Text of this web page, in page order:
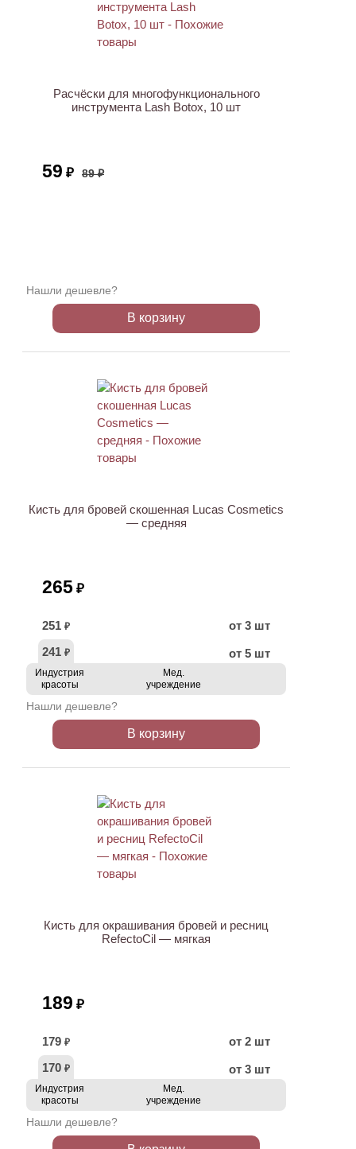
Расчёски для многофункционального
инструмента Lash Botox, 10 шт
59 ₽ 89 ₽
Нашли дешевле?
В корзину
Кисть для бровей скошенная Lucas Cosmetics
— средняя
265 ₽
251 ₽
от 3 шт
241 ₽ от 5 шт
Индустрия
красоты
Мед.
учреждение
Нашли дешевле?
В корзину
Кисть для окрашивания бровей и ресниц
RefectoCil — мягкая
189 ₽
179 ₽
от 2 шт
170 ₽ от 3 шт
Индустрия
красоты
Мед.
учреждение
Нашли дешевле?